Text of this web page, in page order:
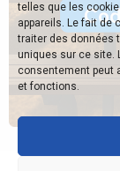
telles que les
appareils. Le fait de
traiter des données
uniques sur ce site.
consentement peut
et fonctions.